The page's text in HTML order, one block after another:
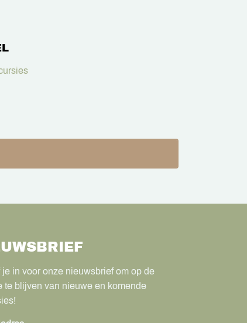
je in voor onze nieuwsbrief om op de
te blijven van nieuwe en komende